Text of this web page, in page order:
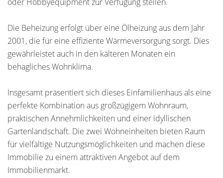
Die Beheizung erfolgt über eine Ölheizung aus dem Jahr
2001, die für eine effiziente Wärmeversorgung sorgt. Dies
gewährleistet auch in den kälteren Monaten ein
behagliches Wohnklima.
Insgesamt präsentiert sich dieses Einfamilienhaus als eine
perfekte Kombination aus großzügigem Wohnraum,
praktischen Annehmlichkeiten und einer idyllischen
Gartenlandschaft. Die zwei Wohneinheiten bieten Raum
für vielfältige Nutzungsmöglichkeiten und machen diese
Immobilie zu einem attraktiven Angebot auf dem
Immobilienmarkt.